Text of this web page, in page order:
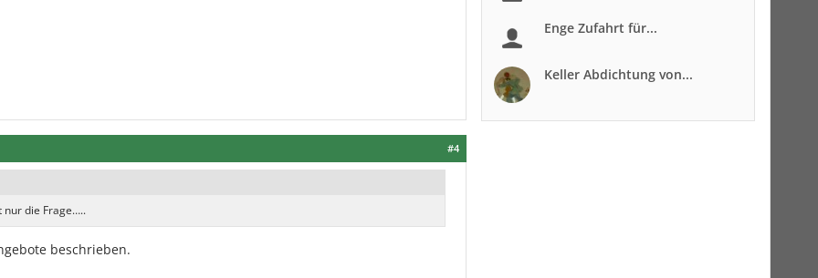
#4
nur die Frage…..
beschrieben.
Enge Zufahrt für...
Keller Abdichtung von...